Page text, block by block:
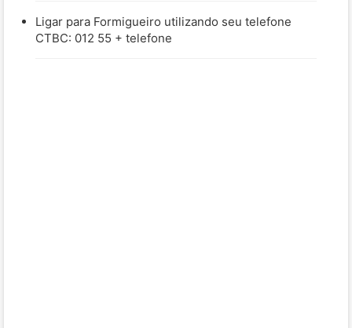
Ligar para Formigueiro utilizando seu telefone
CTBC: 012 55 + telefone